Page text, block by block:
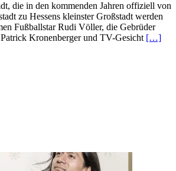
die in den kommenden Jahren offiziell von
zu Hessens kleinster Großstadt werden
Fußballstar Rudi Völler, die Gebrüder
Kronenberger und TV-Gesicht […]